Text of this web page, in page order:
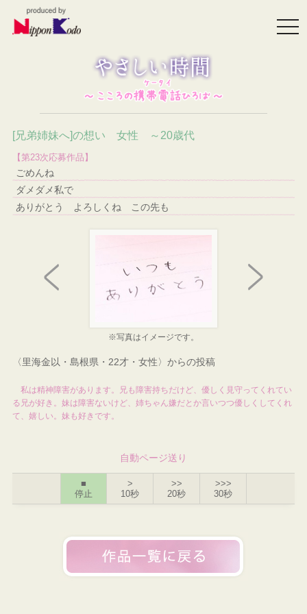
[兄弟姉妹へ]の想い 女性 ～20歳代
【第23次応募作品】
ごめんね
ダメダメ私で
ありがとう よろしくね この先も
※写真はイメージです。
〈里海金以・島根県・22才・女性〉からの投稿
私は精神障害があります。兄も障害持ちだけど、優しく見守ってくれてい
る兄が好き。妹は障害ないけど、姉ちゃん嫌だとか言いつつ優しくしてくれ
て、嬉しい。妹も好きです。
自動ページ送り
■
停止
>
10秒
>>
20秒
>>>
30秒